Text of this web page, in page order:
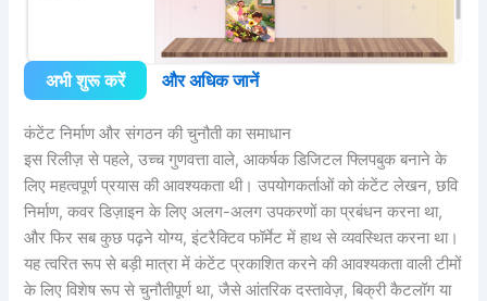
अभी शुरू करें और अधिक जानें
कंटेंट निर्माण और संगठन की चुनौती का समाधान
इस रिलीज़ से पहले, उच्च गुणवत्ता वाले, आकर्षक डिजिटल फ्लिपबुक बनाने के
लिए महत्वपूर्ण प्रयास की आवश्यकता थी। उपयोगकर्ताओं को कंटेंट लेखन, छवि
निर्माण, कवर डिज़ाइन के लिए अलग-अलग उपकरणों का प्रबंधन करना था,
और फिर सब कुछ पढ़ने योग्य, इंटरैक्टिव फॉर्मेट में हाथ से व्यवस्थित करना था।
यह त्वरित रूप से बड़ी मात्रा में कंटेंट प्रकाशित करने की आवश्यकता वाली टीमों
के लिए विशेष रूप से चुनौतीपूर्ण था, जैसे आंतरिक दस्तावेज़, बिक्री कैटलॉग या